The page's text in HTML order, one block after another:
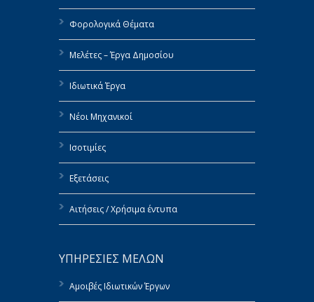
Φορολογικά Θέματα
Μελέτες – Έργα Δημοσίου
Ιδιωτικά Έργα
Νέοι Μηχανικοί
Ισοτιμίες
Εξετάσεις
Αιτήσεις / Χρήσιμα έντυπα
ΥΠΗΡΕΣΙΕΣ ΜΕΛΩΝ
Αμοιβές Ιδιωτικών Έργων